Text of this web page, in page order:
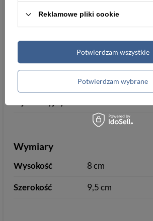
Informacje dodatkowe
Pudełko nie
Dowód
nie mieści
Wymiary
Wysokość 8 cm
Szerokość 9,5 cm
Reklamowe pliki cookie
Potwierdzam wybrane
Potwierdzam wszystkie